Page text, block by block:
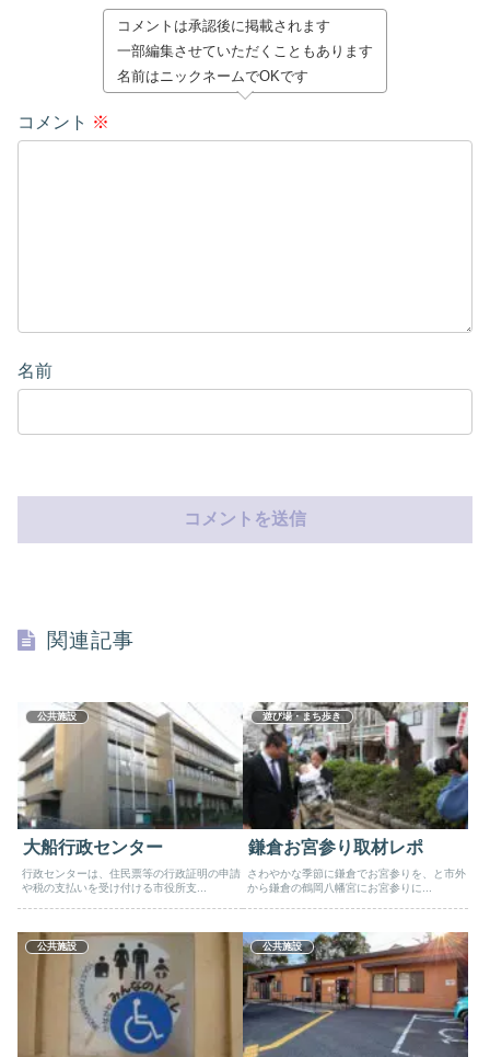
コメントは承認後に掲載されます
一部編集させていただくこともあります
名前はニックネームでOKです
コメント ※
名前
関連記事
公共施設
大船行政センター
行政センターは、住民票等の行政証明の申請
や税の支払いを受け付ける市役所支...
遊び場・まち歩き
鎌倉お宮参り取材レポ
さわやかな季節に鎌倉でお宮参りを、と市外
から鎌倉の鶴岡八幡宮にお宮参りに...
公共施設 公共施設